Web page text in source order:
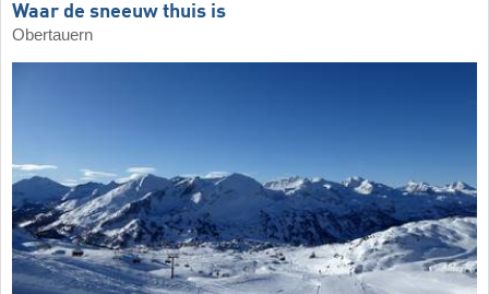
Waar de sneeuw thuis is
Obertauern